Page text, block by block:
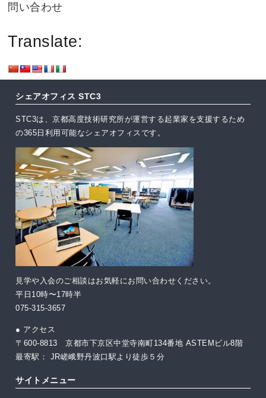
問い合わせ
Translate:
シェアオフィス STC3
STC3は、京都高度技術研究所が運営する起業家を支援するため
の365日利用可能なシェアオフィスです。
見学や入会のご相談はお気軽にお問い合わせください。
平日10時〜17時半
075-315-3657
● アクセス
〒600-8813 京都市下京区中堂寺南町134番地 ASTEMビル8階
最寄駅： JR嵯峨野丹波口駅より徒歩５分
サイトメニュー